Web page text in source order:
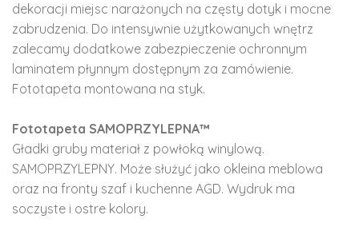
dekoracji miejsc narażonych na częsty dotyk i mocne
zabrudzenia. Do intensywnie użytkowanych wnętrz
zalecamy dodatkowe zabezpieczenie ochronnym
laminatem płynnym dostępnym za zamówienie.
Fototapeta montowana na styk.
Fototapeta SAMOPRZYLEPNA™
Gładki gruby materiał z powłoką winylową.
SAMOPRZYLEPNY. Może służyć jako okleina meblowa
oraz na fronty szaf i kuchenne AGD. Wydruk ma
soczyste i ostre kolory.